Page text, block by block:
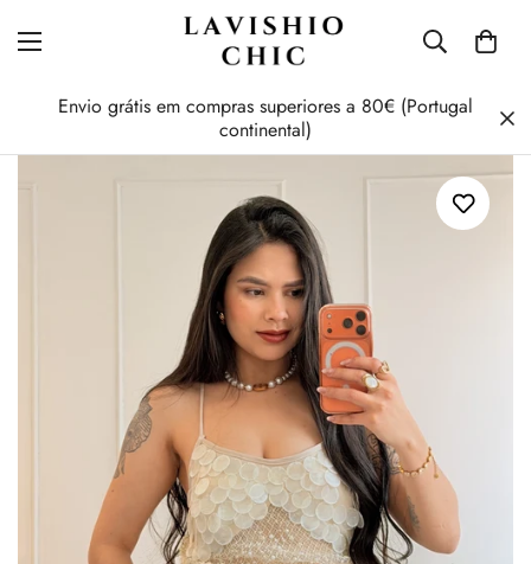
Envio grátis em compras superiores a 80€ (Portugal
continental)